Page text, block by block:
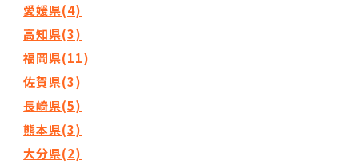
愛媛県(4)
高知県(3)
福岡県(11)
佐賀県(3)
長崎県(5)
熊本県(3)
大分県(2)